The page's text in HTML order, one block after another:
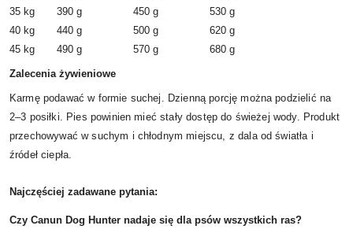
35 kg
390 g 450 g
530 g
40 kg
440 g 500 g
620 g
45 kg
490 g 570 g 680 g
Zalecenia żywieniowe
Karmę podawać w formie suchej. Dzienną porcję można podzielić na
2–3 posiłki. Pies powinien mieć stały dostęp do świeżej wody. Produkt
przechowywać w suchym i chłodnym miejscu, z dala od światła i
źródeł ciepła.
Najczęściej zadawane pytania:
Czy Canun Dog Hunter nadaje się dla psów wszystkich ras?